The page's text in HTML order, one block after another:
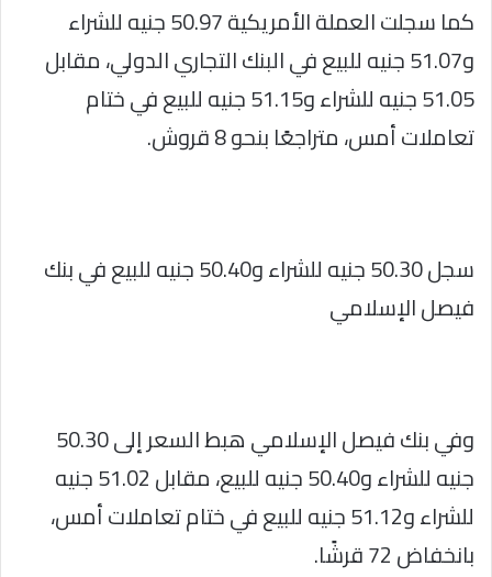
كما سجلت العملة الأمريكية 50.97 جنيه للشراء
و51.07 جنيه للبيع في البنك التجاري الدولي، مقابل
51.05 جنيه للشراء و51.15 جنيه للبيع في ختام
تعاملات أمس، متراجعًا بنحو 8 قروش.
سجل 50.30 جنيه للشراء و50.40 جنيه للبيع في بنك
فيصل الإسلامي
وفي بنك فيصل الإسلامي هبط السعر إلى 50.30
جنيه للشراء و50.40 جنيه للبيع، مقابل 51.02 جنيه
للشراء و51.12 جنيه للبيع في ختام تعاملات أمس،
بانخفاض 72 قرشًا.